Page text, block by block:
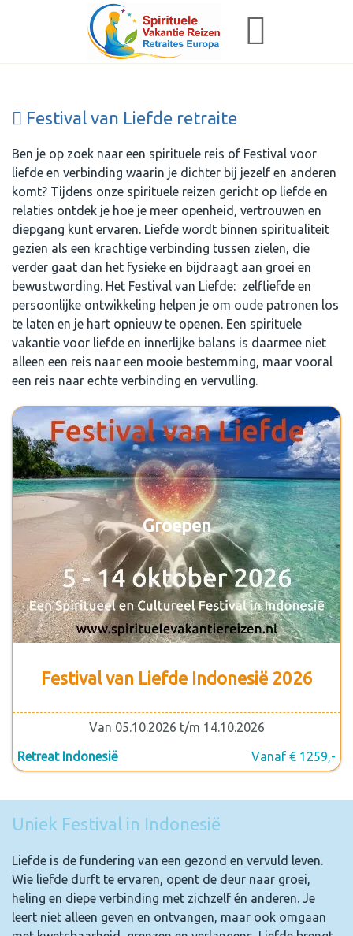
Festival van Liefde retraite
Ben je op zoek naar een spirituele reis of Festival voor
liefde en verbinding waarin je dichter bij jezelf en anderen
komt? Tijdens onze spirituele reizen gericht op liefde en
relaties ontdek je hoe je meer openheid, vertrouwen en
diepgang kunt ervaren. Liefde wordt binnen spiritualiteit
gezien als een krachtige verbinding tussen zielen, die
verder gaat dan het fysieke en bijdraagt aan groei en
bewustwording. Het Festival van Liefde: zelfliefde en
persoonlijke ontwikkeling helpen je om oude patronen los
te laten en je hart opnieuw te openen. Een spirituele
vakantie voor liefde en innerlijke balans is daarmee niet
alleen een reis naar een mooie bestemming, maar vooral
een reis naar echte verbinding en vervulling.
Groepen
Festival van Liefde Indonesië 2026
Van 05.10.2026 t/m 14.10.2026
Retreat Indonesië Vanaf € 1259,-
Uniek Festival in Indonesië
Liefde is de fundering van een gezond en vervuld leven.
Wie liefde durft te ervaren, opent de deur naar groei,
heling en diepe verbinding met zichzelf én anderen. Je
leert niet alleen geven en ontvangen, maar ook omgaan